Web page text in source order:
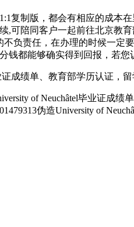
复制版，都会有相应的成本
,可陪同客户一起前往北京教
负责任，在办理的时候一定要
都能够确实得到回报，若您
证成绩单、教育部学历认证，
of Neuchâtel毕业证成
伪造University of